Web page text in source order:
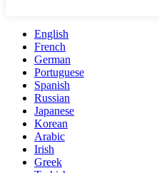
English
French
German
Portuguese
Spanish
Russian
Japanese
Korean
Arabic
Irish
Greek